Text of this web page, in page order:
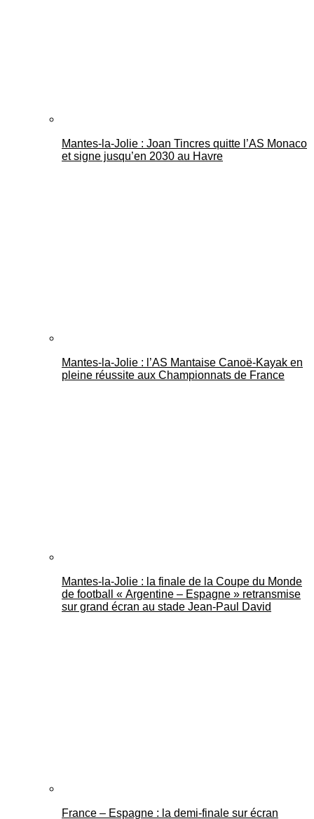
Mantes-la-Jolie : Joan Tincres quitte l’AS Monaco
et signe jusqu’en 2030 au Havre
Mantes-la-Jolie : l’AS Mantaise Canoë‑Kayak en
pleine réussite aux Championnats de France
Mantes-la-Jolie : la finale de la Coupe du Monde
de football « Argentine – Espagne » retransmise
sur grand écran au stade Jean-Paul David
France – Espagne : la demi-finale sur écran